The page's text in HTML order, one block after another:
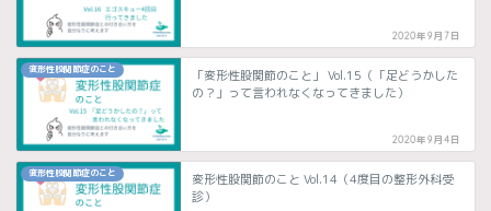
2020年9月7日
変形性股関節症のこと
「変形性股関節のこと」 Vol.15（「足どうかした
の？」って言われなくなってきました）
2020年9月4日
変形性股関節症のこと
変形性股関節のこと Vol.14（4度目の整形外科受
診）